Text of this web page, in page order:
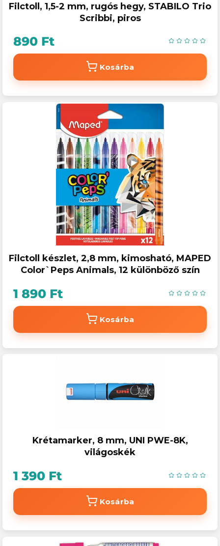
Filctoll, 1,5-2 mm, rugós hegy, STABILO Trio
Scribbi, piros
890 Ft
Kosárba
Filctoll készlet, 2,8 mm, kimosható, MAPED
Color`Peps Animals, 12 különböző szín
1 890 Ft
Kosárba
Krétamarker, 8 mm, UNI PWE-8K,
világoskék
1 390 Ft
Kosárba